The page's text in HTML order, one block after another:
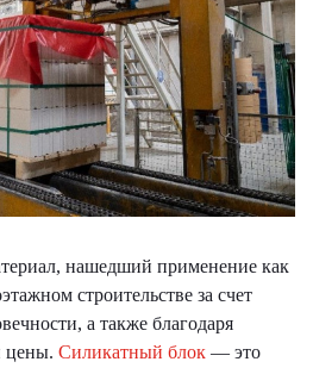
нашедший применение как
строительстве за счет
а также благодаря
цены. Силикатный блок — это